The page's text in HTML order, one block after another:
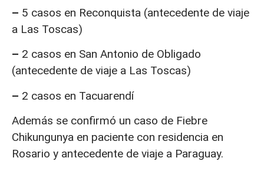
– 5 casos en Reconquista (antecedente de viaje
a Las Toscas)
– 2 casos en San Antonio de Obligado
(antecedente de viaje a Las Toscas)
– 2 casos en Tacuarendí
Además se confirmó un caso de Fiebre
Chikungunya en paciente con residencia en
Rosario y antecedente de viaje a Paraguay.